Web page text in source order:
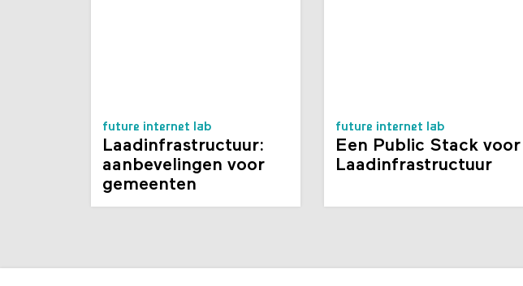
future internet lab
Laadinfrastructuur:
aanbevelingen voor
gemeenten
future internet lab
Een Public Stack voor
Laadinfrastructuur